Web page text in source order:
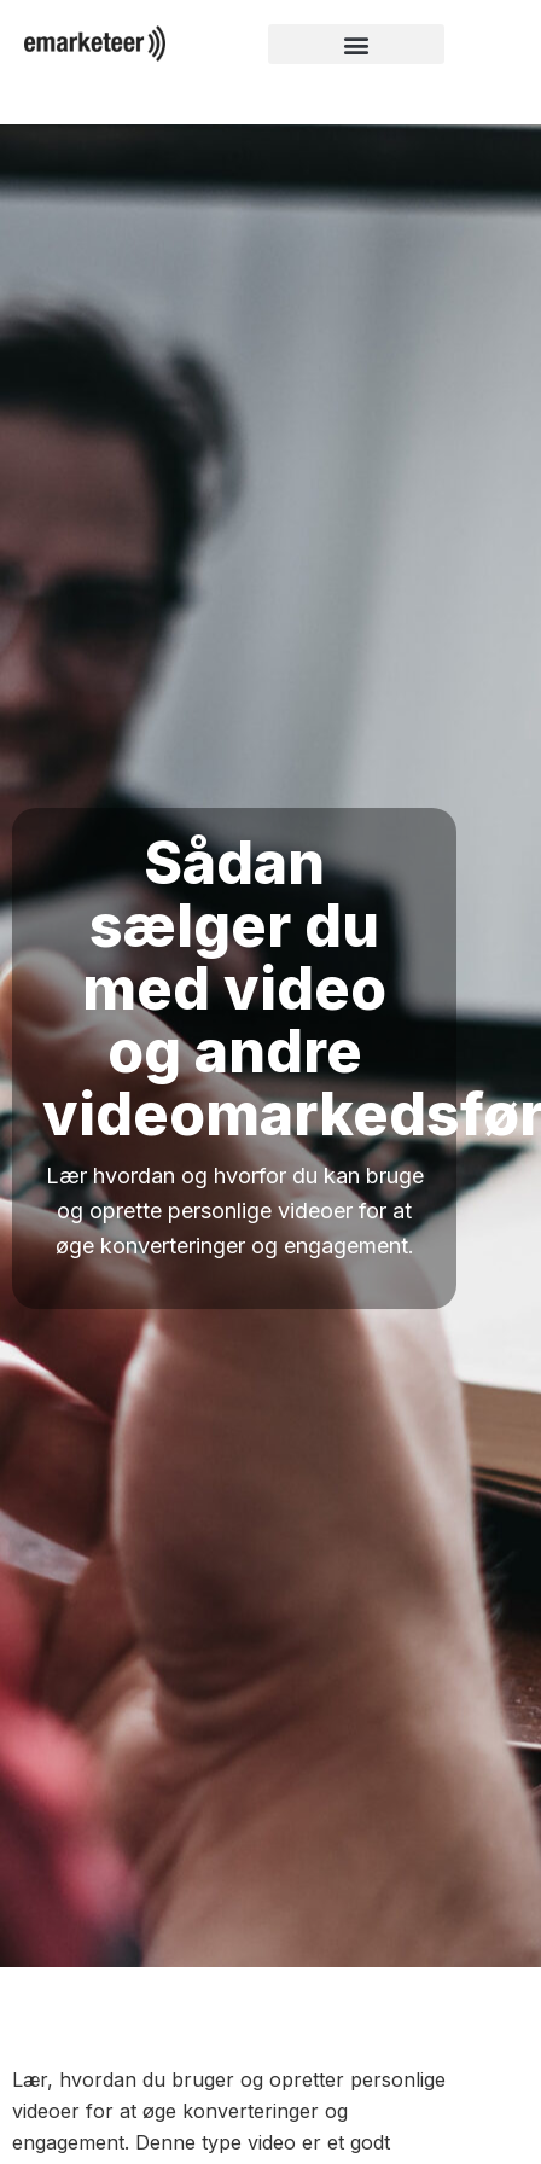
Sådan
sælger du
med video
og andre
Lær hvordan og hvorfor du kan bruge
og oprette personlige videoer for at
øge konverteringer og engagement.
Lær, hvordan du bruger og opretter personlige
videoer for at øge konverteringer og
engagement. Denne type video er et godt